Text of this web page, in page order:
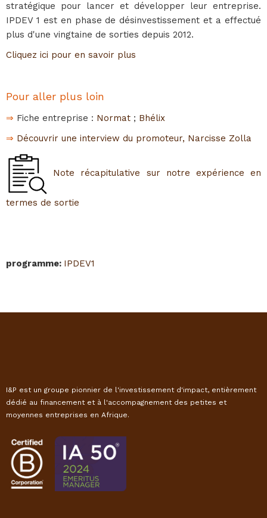
stratégique pour lancer et développer leur entreprise.
IPDEV 1 est en phase de désinvestissement et a effectué
plus d'une vingtaine de sorties depuis 2012.
Cliquez ici pour en savoir plus
Pour aller plus loin
⇒ Fiche entreprise : Normat ; Bhélix
⇒ Découvrir une interview du promoteur, Narcisse Zolla
Note récapitulative sur notre expérience en
termes de sortie
programme: IPDEV1
I&P est un groupe pionnier de l'investissement d'impact, entièrement
dédié au financement et à l'accompagnement des petites et
moyennes entreprises en Afrique.